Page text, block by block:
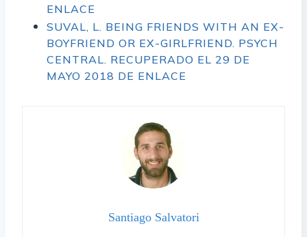
ENLACE
SUVAL, L. BEING FRIENDS WITH AN EX-
BOYFRIEND OR EX-GIRLFRIEND. PSYCH
CENTRAL. RECUPERADO EL 29 DE
MAYO 2018 DE ENLACE
Santiago Salvatori